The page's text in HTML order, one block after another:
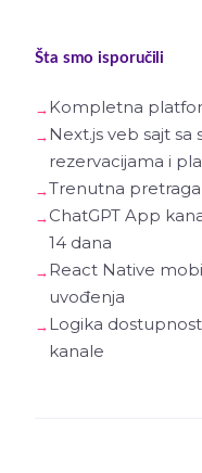
Šta smo isporučili
Kompletna
Next.js veb sajt
rezervacijama i
Trenutna
ChatGPT App
14 dana
React Native
uvođenja
Logika
kanale